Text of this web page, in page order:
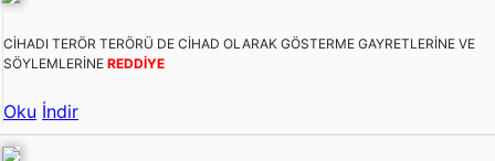
CİHADI TERÖR TERÖRÜ DE CİHAD OLARAK GÖSTERME GAYRETLERİNE VE
SÖYLEMLERİNE REDDİYE
Oku İndir